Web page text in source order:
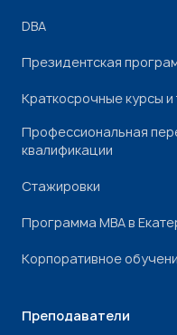
DBA
Президентская
Краткосрочные курсы и
Профессиональная
квалификации
Стажировки
Программа МВА в
Корпоративное
Преподаватели